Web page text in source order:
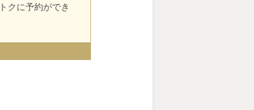
クに予約ができ